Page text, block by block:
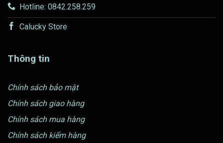
Hotline: 0842.258.259
Calucky Store
Thông tin
Chính sách bảo mật
Chính sách giao hàng
Chính sách mua hàng
Chính sách kiểm hàng